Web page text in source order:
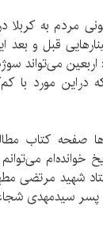
مردم به کربلا
قبل و بعد
می‌تواند
دراین مورد با
صفحه کتاب
خوانده‌ام
شهید مرتضی
پسر سیدمهدی